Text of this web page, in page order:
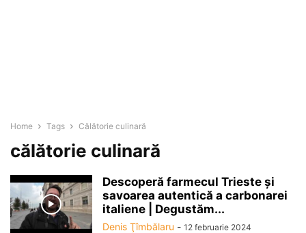
Home Tags Călătorie culinară
călătorie culinară
Descoperă farmecul Trieste și
savoarea autentică a carbonarei
italiene | Degustăm...
Denis Ţîmbălaru - 12 februarie 2024